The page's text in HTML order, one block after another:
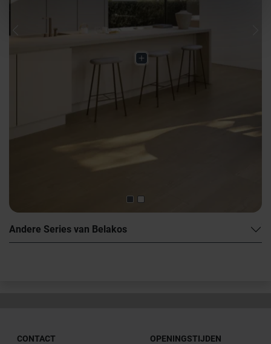
Previous
Andere Series van Belakos
CONTACT OPENINGSTIJDEN